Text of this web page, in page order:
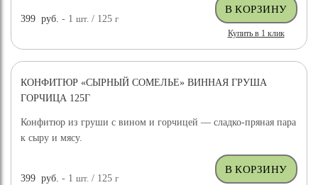
399 руб. - 1шт. / 125г
Купить в 1 клик
КОНФИТЮР «СЫРНЫЙ СОМЕЛЬЕ» ВИННАЯ ГРУША
ГОРЧИЦА 125Г
Конфитюр из груши с вином и горчицей — сладко-пряная пара
к сыру и мясу.
399 руб. - 1шт. / 125г